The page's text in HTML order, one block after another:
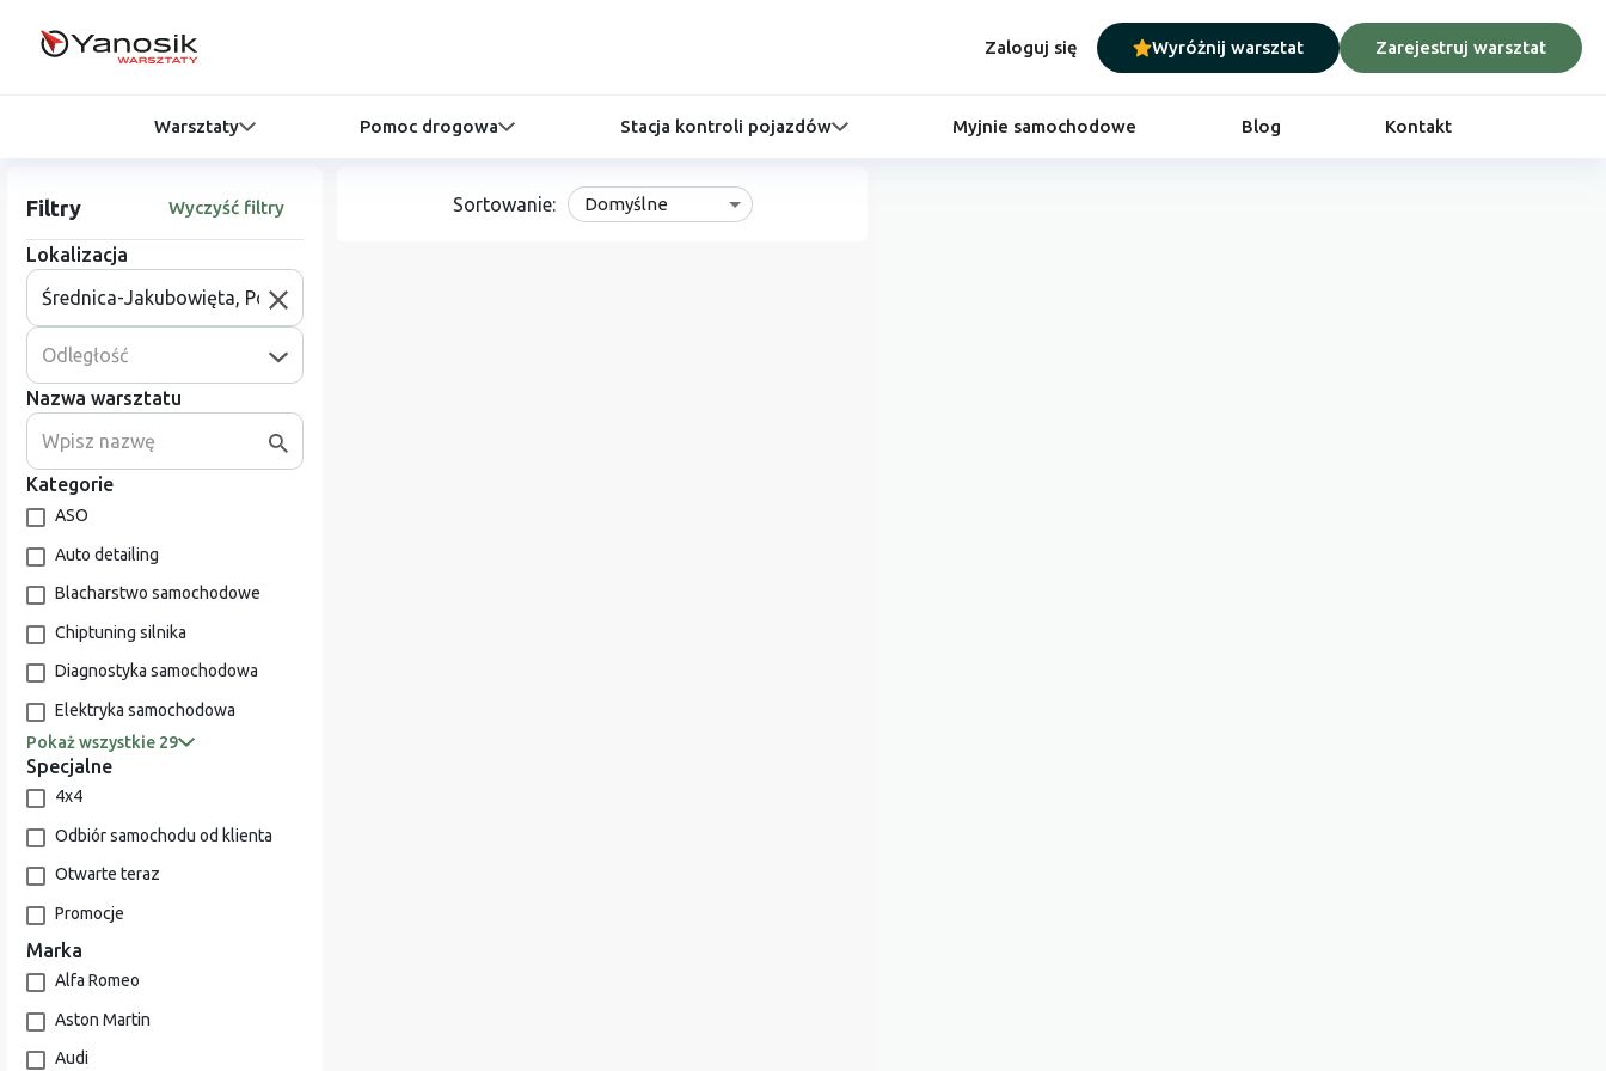
Zaloguj się Wyróżnij warsztat Zarejestruj warsztat
Warsztaty Pomoc drogowa Stacja kontroli pojazdów Myjnie samochodowe Blog Kontakt
Filtry Wyczyść filtry
Lokalizacja
Odległość
Nazwa warsztatu
Kategorie
ASO
Auto detailing
Blacharstwo samochodowe
Chiptuning silnika
Diagnostyka samochodowa
Elektryka samochodowa
Pokaż wszystkie 29
Specjalne
4x4
Odbiór samochodu od klienta
Otwarte teraz
Promocje
Marka
Alfa Romeo
Aston Martin
Audi
Sortowanie: Domyślne